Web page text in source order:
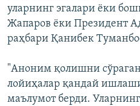
уларнинг эгалари ёки
Жапаров ёки Президент
раҳбари Қанибек
"Аноним қолишни
лойиҳалар қандай
маълумот берди.